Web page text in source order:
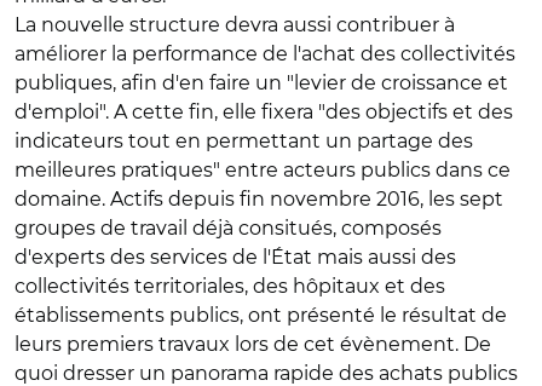
La nouvelle structure devra aussi contribuer à
améliorer la performance de l'achat des collectivités
publiques, afin d'en faire un "levier de croissance et
d'emploi". A cette fin, elle fixera "des objectifs et des
indicateurs tout en permettant un partage des
meilleures pratiques" entre acteurs publics dans ce
domaine. Actifs depuis fin novembre 2016, les sept
groupes de travail déjà consitués, composés
d'experts des services de l'État mais aussi des
collectivités territoriales, des hôpitaux et des
établissements publics, ont présenté le résultat de
leurs premiers travaux lors de cet évènement. De
quoi dresser un panorama rapide des achats publics